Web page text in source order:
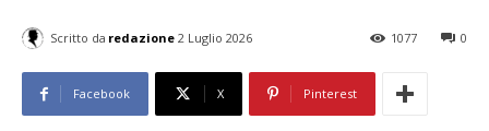
Scritto da redazione 2 Luglio 2026 0
1077
Facebook X Pinterest